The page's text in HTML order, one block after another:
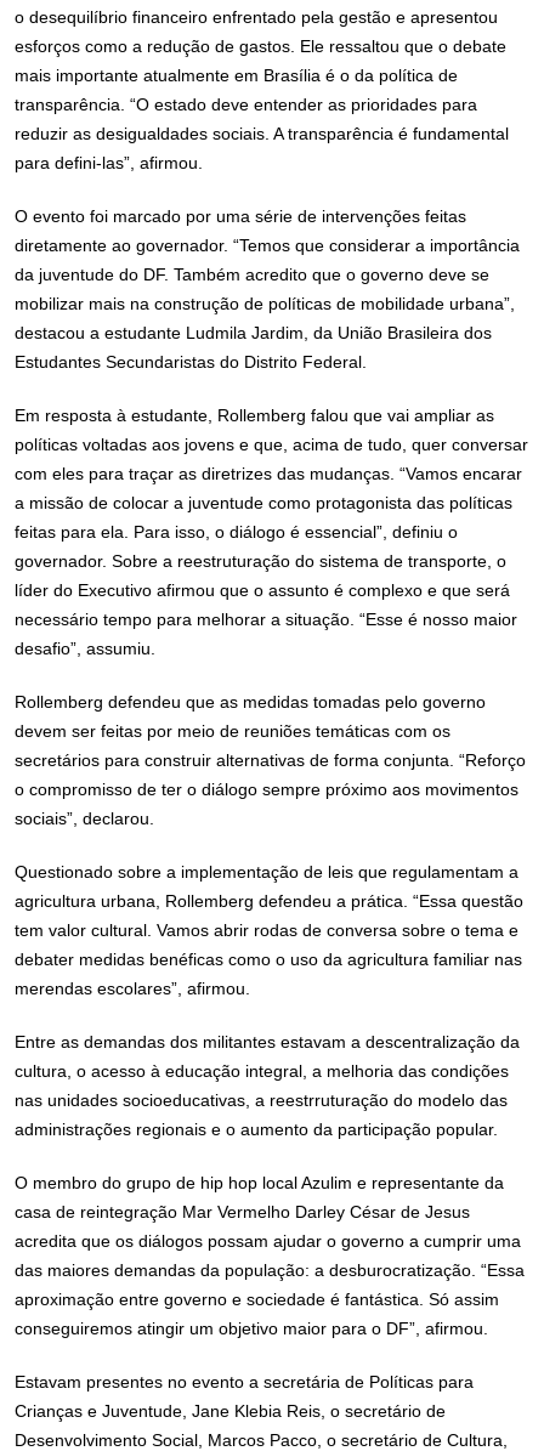
o desequilíbrio financeiro enfrentado pela gestão e apresentou
esforços como a redução de gastos. Ele ressaltou que o debate
mais importante atualmente em Brasília é o da política de
transparência. “O estado deve entender as prioridades para
reduzir as desigualdades sociais. A transparência é fundamental
para defini-las”, afirmou.
O evento foi marcado por uma série de intervenções feitas
diretamente ao governador. “Temos que considerar a importância
da juventude do DF. Também acredito que o governo deve se
mobilizar mais na construção de políticas de mobilidade urbana”,
destacou a estudante Ludmila Jardim, da União Brasileira dos
Estudantes Secundaristas do Distrito Federal.
Em resposta à estudante, Rollemberg falou que vai ampliar as
políticas voltadas aos jovens e que, acima de tudo, quer conversar
com eles para traçar as diretrizes das mudanças. “Vamos encarar
a missão de colocar a juventude como protagonista das políticas
feitas para ela. Para isso, o diálogo é essencial”, definiu o
governador. Sobre a reestruturação do sistema de transporte, o
líder do Executivo afirmou que o assunto é complexo e que será
necessário tempo para melhorar a situação. “Esse é nosso maior
desafio”, assumiu.
Rollemberg defendeu que as medidas tomadas pelo governo
devem ser feitas por meio de reuniões temáticas com os
secretários para construir alternativas de forma conjunta. “Reforço
o compromisso de ter o diálogo sempre próximo aos movimentos
sociais”, declarou.
Questionado sobre a implementação de leis que regulamentam a
agricultura urbana, Rollemberg defendeu a prática. “Essa questão
tem valor cultural. Vamos abrir rodas de conversa sobre o tema e
debater medidas benéficas como o uso da agricultura familiar nas
merendas escolares”, afirmou.
Entre as demandas dos militantes estavam a descentralização da
cultura, o acesso à educação integral, a melhoria das condições
nas unidades socioeducativas, a reestrruturação do modelo das
administrações regionais e o aumento da participação popular.
O membro do grupo de hip hop local Azulim e representante da
casa de reintegração Mar Vermelho Darley César de Jesus
acredita que os diálogos possam ajudar o governo a cumprir uma
das maiores demandas da população: a desburocratização. “Essa
aproximação entre governo e sociedade é fantástica. Só assim
conseguiremos atingir um objetivo maior para o DF”, afirmou.
Estavam presentes no evento a secretária de Políticas para
Crianças e Juventude, Jane Klebia Reis, o secretário de
Desenvolvimento Social, Marcos Pacco, o secretário de Cultura,